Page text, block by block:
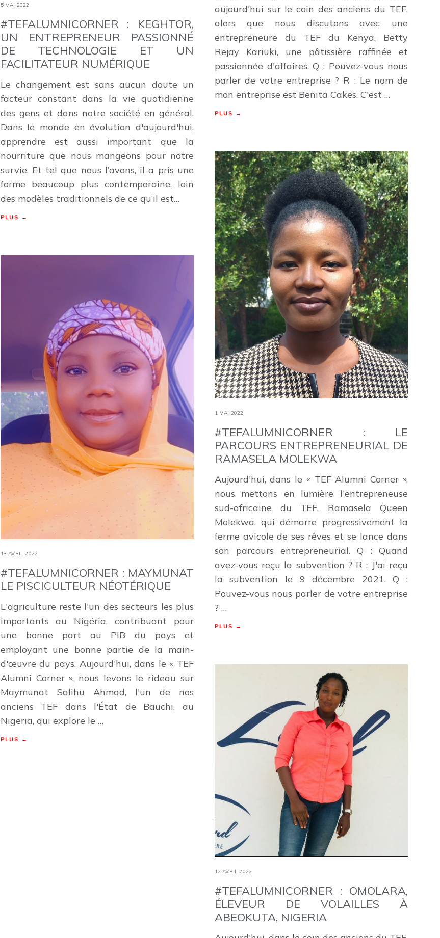
aujourd'hui sur le coin des anciens du TEF,
alors que nous discutons avec une
entrepreneure du TEF du Kenya, Betty
Rejay Kariuki, une pâtissière raffinée et
passionnée d'affaires. Q : Pouvez-vous nous
parler de votre entreprise ? R : Le nom de
mon entreprise est Benita Cakes. C'est …
PLUS →
5 MAI 2022
#TEFALUMNICORNER : KEGHTOR,
UN ENTREPRENEUR PASSIONNÉ
DE TECHNOLOGIE ET UN
FACILITATEUR NUMÉRIQUE
Le changement est sans aucun doute un
facteur constant dans la vie quotidienne
des gens et dans notre société en général.
Dans le monde en évolution d'aujourd'hui,
apprendre est aussi important que la
nourriture que nous mangeons pour notre
survie. Et tel que nous l’avons, il a pris une
forme beaucoup plus contemporaine, loin
des modèles traditionnels de ce qu’il est…
PLUS →
1 MAI 2022
#TEFALUMNICORNER : LE
PARCOURS ENTREPRENEURIAL DE
RAMASELA MOLEKWA
Aujourd'hui, dans le « TEF Alumni Corner »,
nous mettons en lumière l'entrepreneuse
sud-africaine du TEF, Ramasela Queen
Molekwa, qui démarre progressivement la
ferme avicole de ses rêves et se lance dans
son parcours entrepreneurial. Q : Quand
avez-vous reçu la subvention ? R : J'ai reçu
la subvention le 9 décembre 2021. Q :
Pouvez-vous nous parler de votre entreprise
? …
PLUS →
13 AVRIL 2022
#TEFALUMNICORNER : MAYMUNAT
LE PISCICULTEUR NÉOTÉRIQUE
L'agriculture reste l'un des secteurs les plus
importants au Nigéria, contribuant pour
une bonne part au PIB du pays et
employant une bonne partie de la main-
d'œuvre du pays. Aujourd'hui, dans le « TEF
Alumni Corner », nous levons le rideau sur
Maymunat Salihu Ahmad, l'un de nos
anciens TEF dans l'État de Bauchi, au
Nigeria, qui explore le …
PLUS →
12 AVRIL 2022
#TEFALUMNICORNER : OMOLARA,
ÉLEVEUR DE VOLAILLES À
ABEOKUTA, NIGERIA